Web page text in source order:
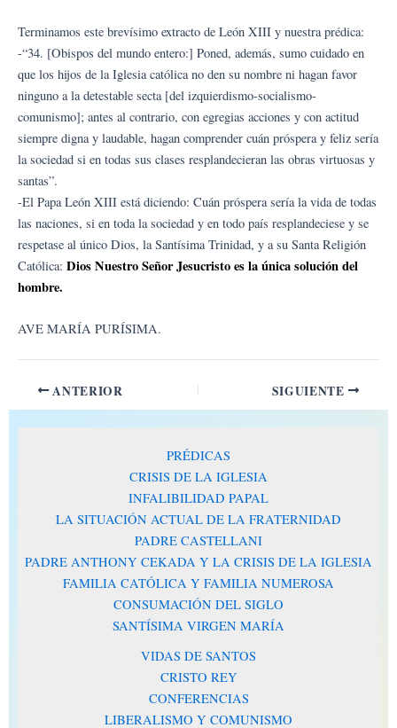
Terminamos este brevísimo extracto de León XIII y nuestra prédica:
-“34. [Obispos del mundo entero:] Poned, además, sumo cuidado en
que los hijos de la Iglesia católica no den su nombre ni hagan favor
ninguno a la detestable secta [del izquierdismo-socialismo-
comunismo]; antes al contrario, con egregias acciones y con actitud
siempre digna y laudable, hagan comprender cuán próspera y feliz sería
la sociedad si en todas sus clases resplandecieran las obras virtuosas y
santas”.
-El Papa León XIII está diciendo: Cuán próspera sería la vida de todas
las naciones, si en toda la sociedad y en todo país resplandeciese y se
respetase al único Dios, la Santísima Trinidad, y a su Santa Religión
Católica: Dios Nuestro Señor Jesucristo es la única solución del
hombre.
AVE MARÍA PURÍSIMA.
ANTERIOR SIGUIENTE
PRÉDICAS
CRISIS DE LA IGLESIA
INFALIBILIDAD PAPAL
LA SITUACIÓN ACTUAL DE LA FRATERNIDAD
PADRE CASTELLANI
PADRE ANTHONY CEKADA Y LA CRISIS DE LA IGLESIA
FAMILIA CATÓLICA Y FAMILIA NUMEROSA
CONSUMACIÓN DEL SIGLO
SANTÍSIMA VIRGEN MARÍA
VIDAS DE SANTOS
CRISTO REY
CONFERENCIAS
LIBERALISMO Y COMUNISMO